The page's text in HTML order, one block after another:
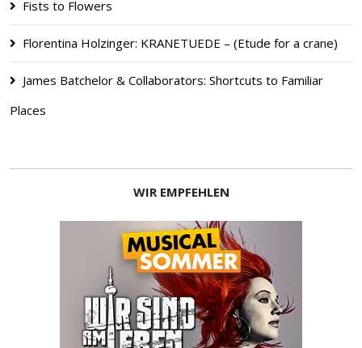
Fists to Flowers
Florentina Holzinger: KRANETUEDE – (Etude for a crane)
James Batchelor & Collaborators: Shortcuts to Familiar
Places
WIR EMPFEHLEN